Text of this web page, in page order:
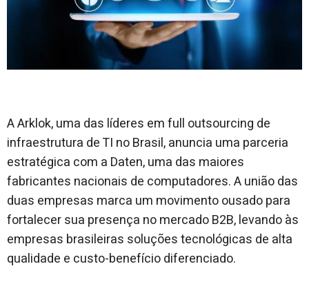
A Arklok, uma das líderes em full outsourcing de
infraestrutura de TI no Brasil, anuncia uma parceria
estratégica com a Daten, uma das maiores
fabricantes nacionais de computadores. A união das
duas empresas marca um movimento ousado para
fortalecer sua presença no mercado B2B, levando às
empresas brasileiras soluções tecnológicas de alta
qualidade e custo-benefício diferenciado.